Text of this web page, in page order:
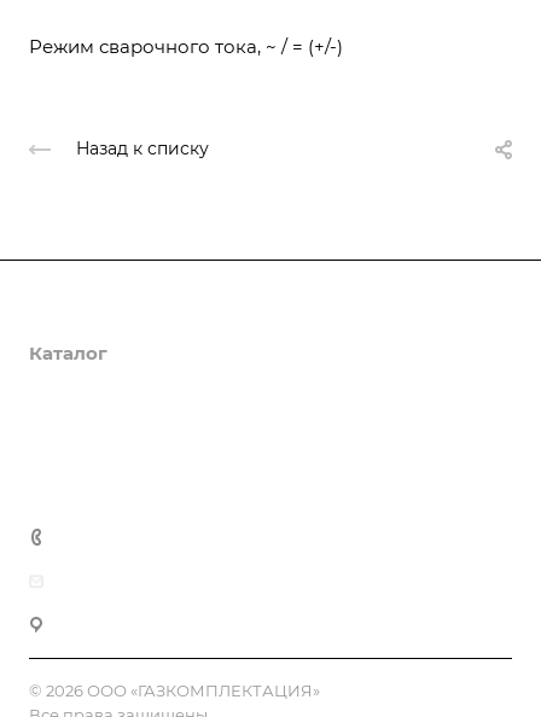
Режим сварочного тока, ~ / = (+/-)
Назад к списку
Каталог
© 2026 ООО «ГАЗКОМПЛЕКТАЦИЯ»